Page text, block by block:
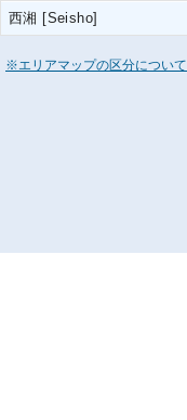
西湘 [Seisho]
※エリアマップの区分について